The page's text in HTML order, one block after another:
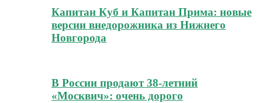
Капитан Куб и Капитан Прима: новые
версии внедорожника из Нижнего
Новгорода
В России продают 38-летний
«Москвич»: очень дорого